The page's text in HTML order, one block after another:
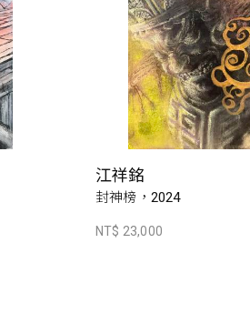
江祥銘
封神榜，2024
NT$ 23,000